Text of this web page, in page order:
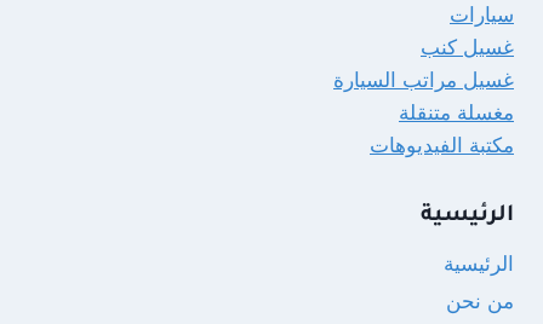
سيارات
غسيل كنب
غسيل مراتب السيارة
مغسلة متنقلة
مكتبة الفيديوهات
الرئيسية
الرئيسية
من نحن